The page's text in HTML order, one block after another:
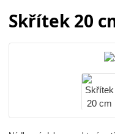
Skřítek 20